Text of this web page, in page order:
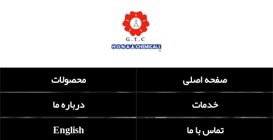
صفحه اصلی
محصولات
خدمات
درباره ما
تماس با ما
English